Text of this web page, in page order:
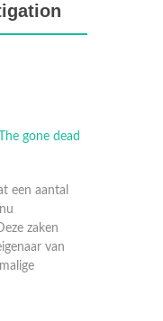
een aantal
zaken
van